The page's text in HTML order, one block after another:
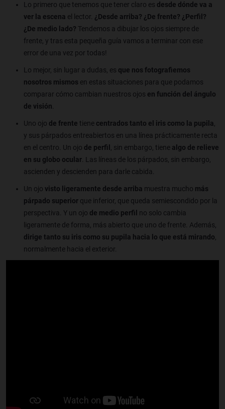
Lo primero que tenemos que tener claro es desde dónde va a
ver la escena el lector. ¿Desde arriba? ¿De frente? ¿Perfil?
¿De medio lado? Tendemos a dibujar los ojos siempre de
frente, y tras esta pequeña guía vamos a terminar con ese
error de una vez por todas!
Lo mejor, sin lugar a dudas, es que nos fotografiemos
nosotros mismos en estas situaciones para que podamos
comparar cómo cambian nuestros ojos en función del ángulo
de visión
Uno ojo de frente tiene centrados tanto el iris como la pupila
y sus párpados entreabiertos en una línea prácticamente recta
en el centro. Un ojo de perfil , sin embargo, tiene algo de relieve
en su globo ocular . Las líneas de los párpados, sin embargo,
ascienden y descienden para darle cabida.
Un ojo visto ligeramente desde arriba muestra mucho más
párpado superior que inferior, que queda semiescondido por la
perspectiva. Y un ojo de medio perfil no solo cambia
ligeramente de forma, más abierto que uno de frente. Además,
dirige tanto su iris como su pupila hacia lo que está mirando
normalmente hacia el exterior.